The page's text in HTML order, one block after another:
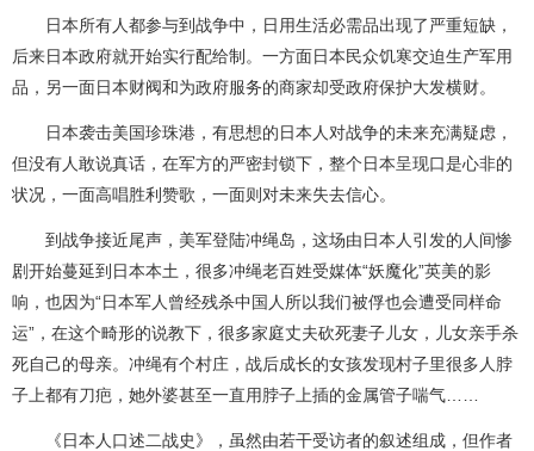
日本所有人都参与到战争中，日用生活必需品出现了严重短缺，
后来日本政府就开始实行配给制。一方面日本民众饥寒交迫生产军用
品，另一面日本财阀和为政府服务的商家却受政府保护大发横财。
日本袭击美国珍珠港，有思想的日本人对战争的未来充满疑虑，
但没有人敢说真话，在军方的严密封锁下，整个日本呈现口是心非的
状况，一面高唱胜利赞歌，一面则对未来失去信心。
到战争接近尾声，美军登陆冲绳岛，这场由日本人引发的人间惨
剧开始蔓延到日本本土，很多冲绳老百姓受媒体“妖魔化”英美的影
响，也因为“日本军人曾经残杀中国人所以我们被俘也会遭受同样命
运”，在这个畸形的说教下，很多家庭丈夫砍死妻子儿女，儿女亲手杀
死自己的母亲。冲绳有个村庄，战后成长的女孩发现村子里很多人脖
子上都有刀疤，她外婆甚至一直用脖子上插的金属管子喘气……
《日本人口述二战史》，虽然由若干受访者的叙述组成，但作者